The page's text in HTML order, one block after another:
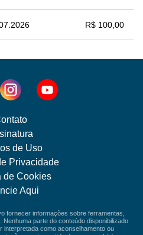
R$ 100,00
de Uso
Privacidade
de Cookies
Aqui
fornecer informações sobre ferramentas,
parte do conteúdo disponibilizado
interpretada como aconselhamento ou